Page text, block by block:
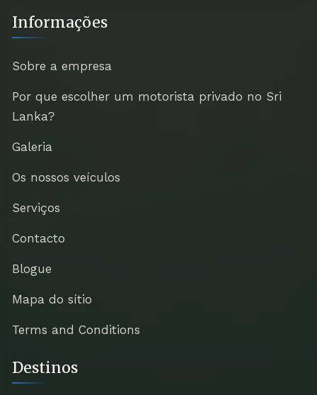
Informações
Sobre a empresa
Por que escolher um motorista privado no Sri
Lanka?
Galeria
Os nossos veículos
Serviços
Contacto
Blogue
Mapa do sítio
Terms and Conditions
Destinos